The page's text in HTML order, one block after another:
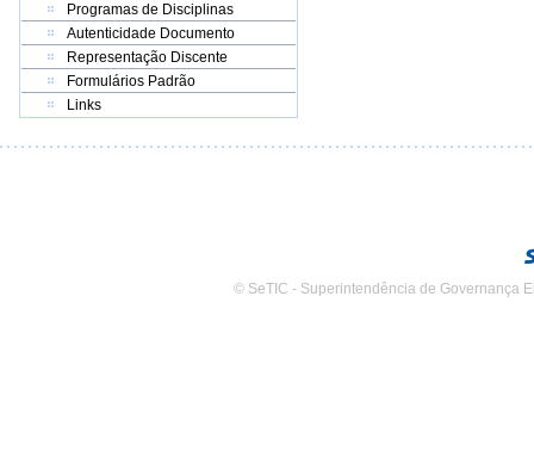
Programas de Disciplinas
Autenticidade Documento
Representação Discente
Formulários Padrão
Links
© SeTIC - Superintendência de Governança